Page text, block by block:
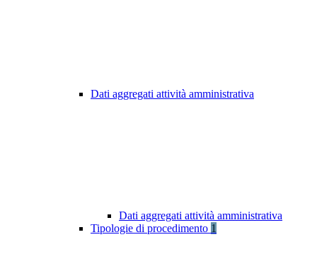
Dati aggregati attività amministrativa
Dati aggregati attività amministrativa
Tipologie di procedimento 1